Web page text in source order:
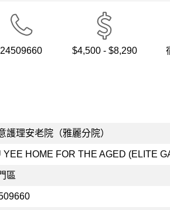
24509660 $4,500 - $8,290
護理安老院（雅麗分院）
YEE HOME FOR THE AGED (ELITE
區